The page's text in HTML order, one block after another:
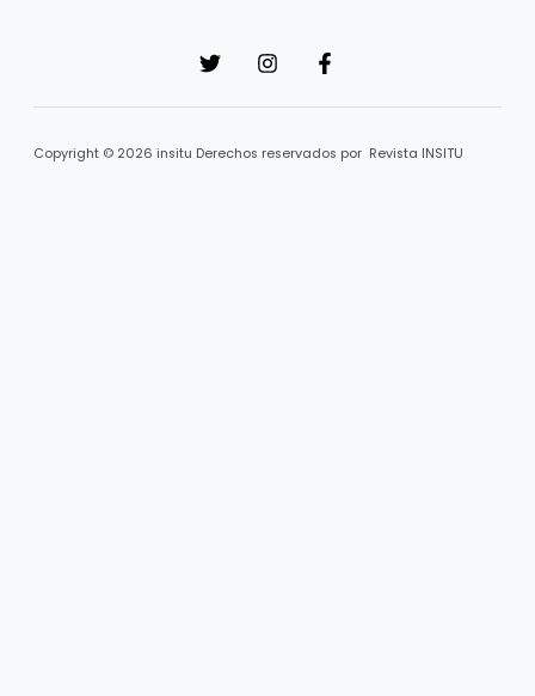
Copyright © 2026 insitu Derechos reservados por Revista INSITU